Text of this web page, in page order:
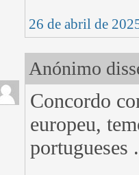
26 de abril de
Anónimo
Concordo
europeu,
portugueses .